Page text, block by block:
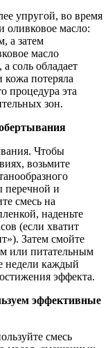
упругой, во время
оливковое масло:
а затем
масло
соль обладает
потеряла
процедура эта
зон.
Чтобы
возьмите
перечной и
смесь на
наденьте
(если хватит
Затем смойте
или питательным
недели каждый
эффекта.
эффективные
смесь